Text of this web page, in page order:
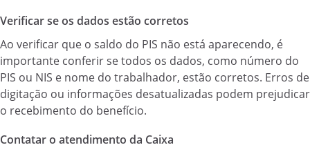
Verificar se os dados estão corretos
Ao verificar que o saldo do PIS não está aparecendo, é
importante conferir se todos os dados, como número do
PIS ou NIS e nome do trabalhador, estão corretos. Erros de
digitação ou informações desatualizadas podem prejudicar
o recebimento do benefício.
Contatar o atendimento da Caixa